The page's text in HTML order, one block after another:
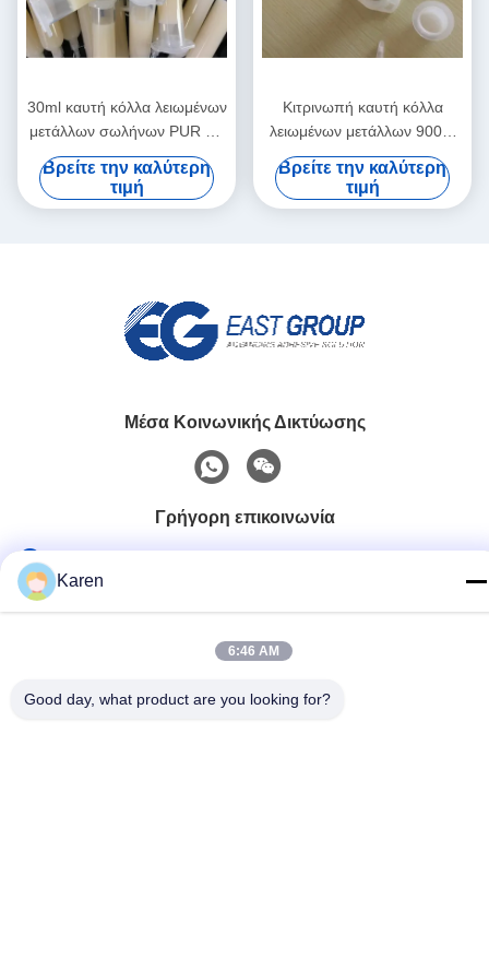
30ml καυτή κόλλα λειωμένων
μετάλλων σωλήνων PUR για
το κινητό τηλέφωνο φύλλων
μετάλλων ηλεκτρονικής
Βρείτε την καλύτερη
τιμή
Κιτρινωπή καυτή κόλλα
λειωμένων μετάλλων 9009-
54-5 για τη σύνδεση
καμερών Smartphone
ηλεκτρονικής
Βρείτε την καλύτερη
τιμή
Μέσα Κοινωνικής Δικτύωσης
Γρήγορη επικοινωνία
Διεύθυνση
Karen
6:46 AM
Good day, what product are you looking for?